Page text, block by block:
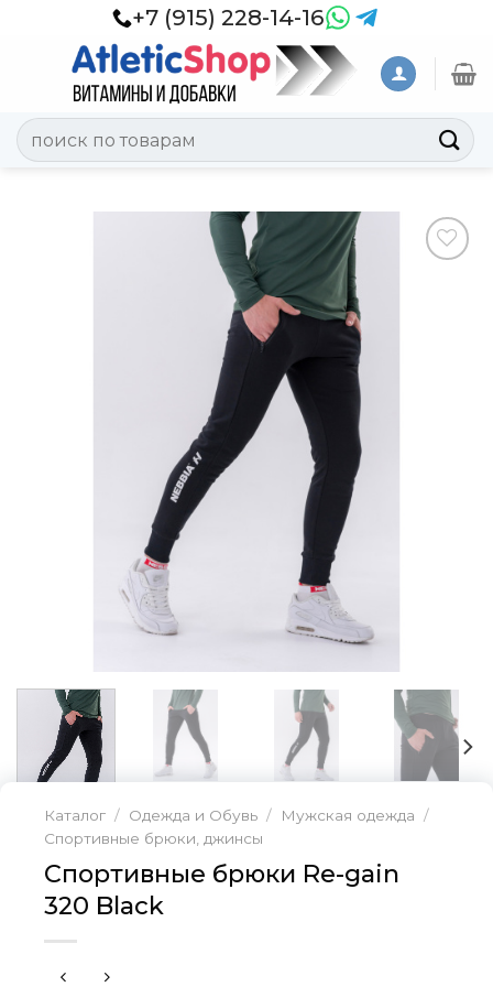
+7 (915) 228-14-16
Искать:
Каталог / Одежда и Обувь / Мужская одежда /
Спортивные брюки, джинсы
Спортивные брюки Re-gain
320 Black